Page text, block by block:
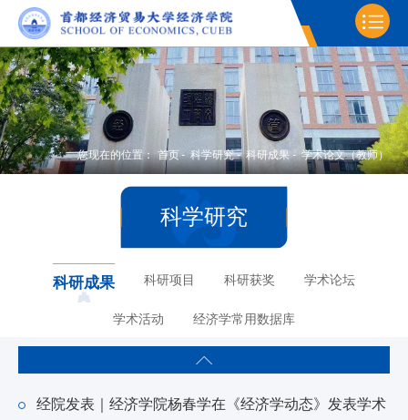
您现在的位置：首页 - 科学研究 - 科研成果 - 学术论文（教师）
科学研究
科研成果 科研项目 科研获奖 学术论坛
学术活动 经济学常用数据库
经院发表｜经济学院杨春学在《经济学动态》发表学术